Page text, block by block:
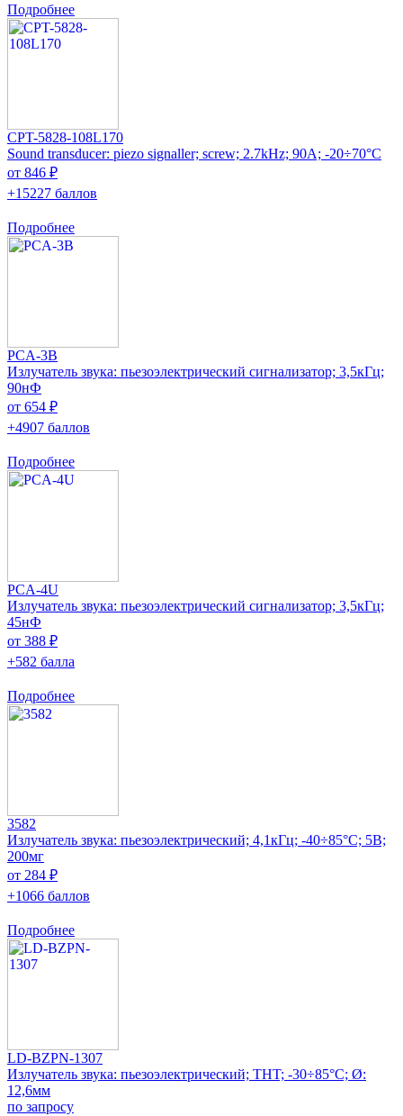
Подробнее
CPT-5828-108L170
Sound transducer: piezo signaller; screw; 2.7kHz; 90A; -20÷70°C
от 846 ₽
+15227 баллов
Подробнее
PCA-3B
Излучатель звука: пьезоэлектрический сигнализатор; 3,5кГц;
90нФ
от 654 ₽
+4907 баллов
Подробнее
PCA-4U
Излучатель звука: пьезоэлектрический сигнализатор; 3,5кГц;
45нФ
от 388 ₽
+582 балла
Подробнее
3582
Излучатель звука: пьезоэлектрический; 4,1кГц; -40÷85°C; 5В;
200мг
от 284 ₽
+1066 баллов
Подробнее
LD-BZPN-1307
Излучатель звука: пьезоэлектрический; THT; -30÷85°C; Ø:
12,6мм
по запросу